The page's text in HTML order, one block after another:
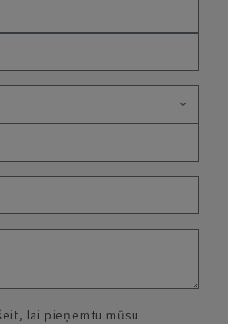
lai pieņemtu mūsu